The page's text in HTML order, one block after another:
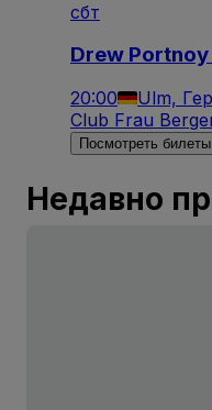
сбт
Drew Portnoy
20:00 Ulm,
Club Frau
Посмотреть билеты
Недавно